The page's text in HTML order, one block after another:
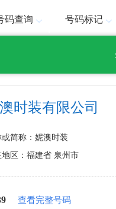
码查询 号码标记
时装有限公司
或简称：妮澳时装
地区：福建省 泉州市
查看完整号码